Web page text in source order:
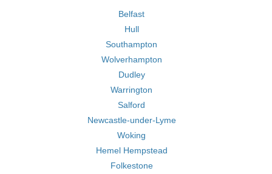
Belfast
Hull
Southampton
Wolverhampton
Dudley
Warrington
Salford
Newcastle-under-Lyme
Woking
Hemel Hempstead
Folkestone